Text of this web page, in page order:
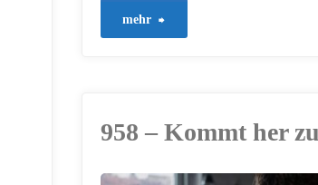
mehr "991
als
Steine"
958 – Kommt her